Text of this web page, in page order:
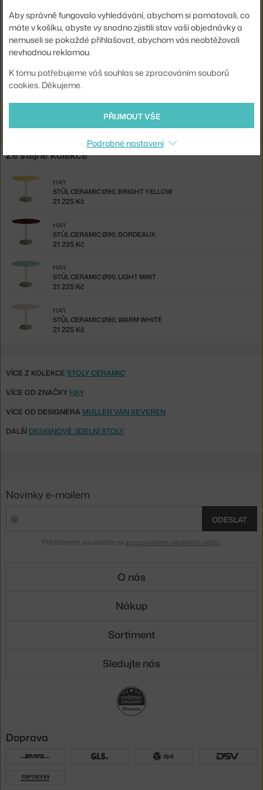
Tvar stolu:
kruh
Deska stolu:
mramor / kámen
Kód produktu HAY-AE995-A350-AG17
EAN
5710441353874
Ze stejné kolekce
STŮL CERAMIC Ø90, BRIGHT YELLOW
HAY
21 225 Kč
STŮL CERAMIC Ø90, BORDEAUX
HAY
21 225 Kč
STŮL CERAMIC Ø90, LIGHT MINT
HAY
21 225 Kč
STŮL CERAMIC Ø90, WARM WHITE
HAY
21 225 Kč
VÍCE Z KOLEKCE STOLY CERAMIC
VÍCE OD ZNAČKY HAY
VÍCE OD DESIGNÉRA MULLER VAN SEVEREN
DALŠÍ DESIGNOVÉ JÍDELNÍ STOLY
Aby správně fungovalo vyhledávání, abychom si pamatovali, co
máte v košíku, abyste vy snadno zjistili stav vaší objednávky a
nemuseli se pokaždé přihlašovat, abychom vás neobtěžovali
nevhodnou reklamou.
K tomu potřebujeme váš souhlas se zpracováním souborů
cookies. Děkujeme.
PŘIJMOUT VŠE
Podrobné nastavení
Novinky e-mailem
ODESLAT
Přihlášením souhlasíte se zpracováním osobních údajů
O nás
Nákup
Sortiment
Sledujte nás
Doprava